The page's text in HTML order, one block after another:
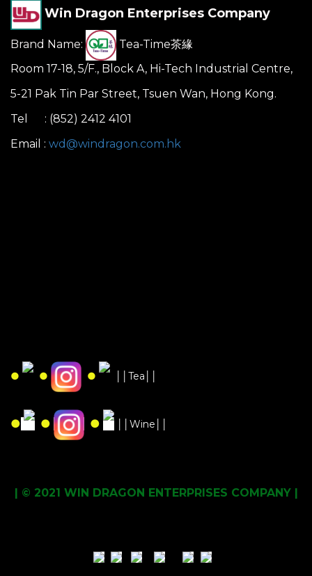
Win Dragon Enterprises Company
Brand Name:
Tea-Time茶緣
Room 17-18, 5/F., Block A, Hi-Tech Industrial Centre,
5-21 Pak Tin Par Street, Tsuen Wan, Hong Kong.
Tel : (852) 2412 4101
Email : wd@windragon.com.hk
● ● ● ││Tea││
● ● ● ││Wine││
| © 2021 WIN DRAGON ENTERPRISES COMPANY |